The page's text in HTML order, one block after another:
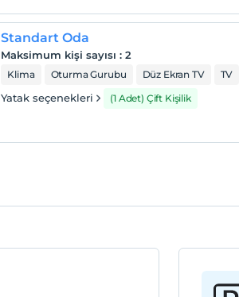
Standart Oda
Maksimum kişi sayısı :2
Klima Oturma Gurubu Düz Ekran TV TV
Yatak seçenekleri (1 Adet) Çift Kişilik